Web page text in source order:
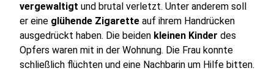
vergewaltigt und brutal verletzt. Unter anderem soll
er eine glühende Zigarette auf ihrem Handrücken
ausgedrückt haben. Die beiden kleinen Kinder des
Opfers waren mit in der Wohnung. Die Frau konnte
schließlich flüchten und eine Nachbarin um Hilfe bitten.